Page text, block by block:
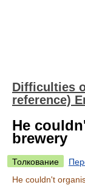
Difficulties
reference)
He
brewery
Толкование
He couldn't